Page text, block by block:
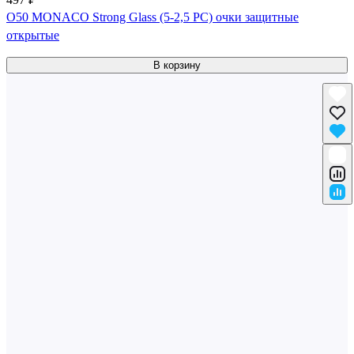
О50 MONACO Strong Glass (5-2,5 PC) очки защитные
открытые
В корзину